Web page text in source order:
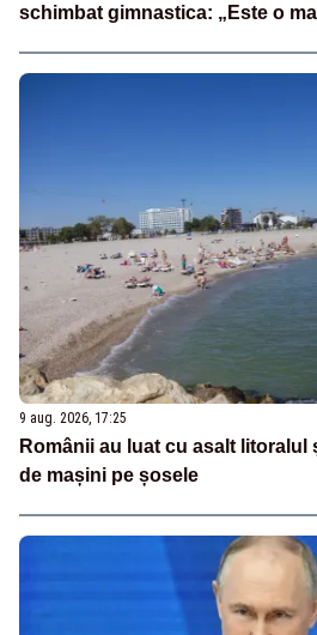
schimbat gimnastica: „Este o
9 aug. 2026, 17:25
Românii au luat cu asalt litoralul
de mașini pe șosele